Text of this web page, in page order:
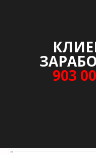
903